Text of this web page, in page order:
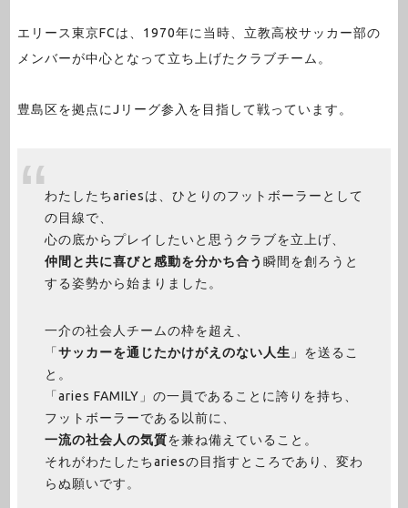
エリース東京FCは、1970年に当時、立教高校サッカー部の
メンバーが中心となって立ち上げたクラブチーム。
豊島区を拠点にJリーグ参入を目指して戦っています。
わたしたちariesは、ひとりのフットボーラーとして
の目線で、
心の底からプレイしたいと思うクラブを立上げ、
仲間と共に喜びと感動を分かち合う 瞬間を創ろうと
する姿勢から始まりました。
一介の社会人チームの枠を超え、
「サッカーを通じたかけがえのない人生 」を送るこ
と。
「aries FAMILY」の一員であることに誇りを持ち、
フットボーラーである以前に、
一流の社会人の気質を兼ね備えていること。
それがわたしたちariesの目指すところであり、変わ
らぬ願いです。